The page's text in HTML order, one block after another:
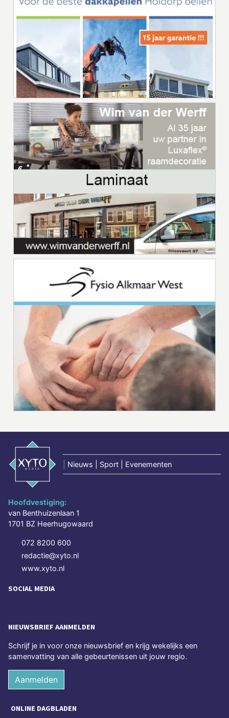
Nieuws | Sport | Evenementen
Hoofdvestiging:
van Benthuizenlaan 1
1701 BZ Heerhugowaard
072 8200 600
redactie@xyto.nl
www.xyto.nl
SOCIAL MEDIA
NIEUWSBRIEF AANMELDEN
Schrijf je in voor onze nieuwsbrief en krijg wekelijks een
samenvatting van alle gebeurtenissen uit jouw regio.
Aanmelden
ONLINE DAGBLADEN